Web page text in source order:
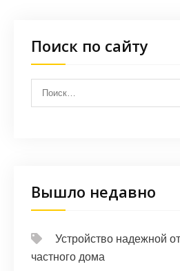
Поиск по сайту
Вышло недавно
Устройство надежной
частного дома